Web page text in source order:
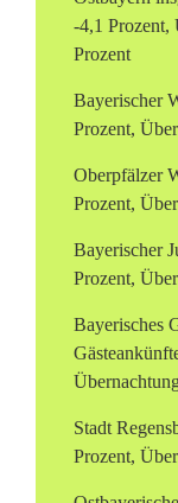
-4,1 Prozent,
Prozent
Bayerischer
Prozent,
Oberpfälzer
Prozent,
Bayerischer
Prozent,
Bayerisches
Stadt
Prozent,